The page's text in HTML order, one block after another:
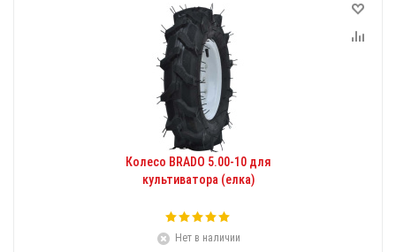
Колесо BRADO 5.00-10 для
культиватора (елка)
Нет в наличии